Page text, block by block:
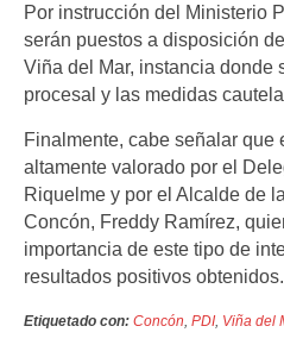
Por instrucción del Ministerio
serán puestos a disposición
Viña del Mar, instancia donde
procesal y las medidas
Finalmente, cabe señalar que
altamente valorado por el
Riquelme y por el Alcalde de
Concón, Freddy Ramírez,
importancia de este tipo de
resultados positivos obtenidos.
Etiquetado con: Concón PDI Viña del